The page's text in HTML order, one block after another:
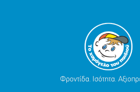
Φροντίδα. Ισότητα.